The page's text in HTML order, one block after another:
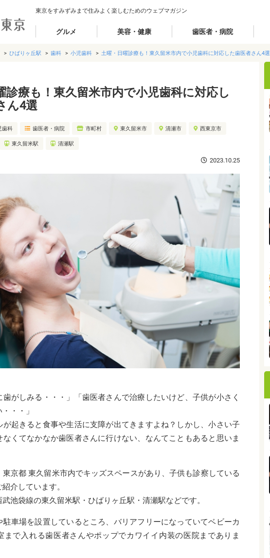
東京をすみずみまで住みよく楽しむためのウェブマガジン
グルメ 美容・健康 歯医者・病院
ひばりヶ丘駅 歯科 小児歯科 土曜・日曜診療も！東久留米市内で小児歯科に対応した歯医者さん4選
診療も！東久留米市内で小児歯科に対応し
ん4選
歯科 歯医者・病院 市町村 東久留米市 清瀬市 西東京市
東久留米駅 清瀬駅
2023.10.25
歯がしみる・・・」「歯医者さんで治療したいけど、子供が小さく
・・」
が起きると食事や生活に支障が出てきますよね？しかし、小さい子
なくてなかなか歯医者さんに行けない、なんてこともあると思いま
東京都 東久留米市内でキッズスペースがあり、子供も診察している
介しています。
池袋線の東久留米駅・ひばりヶ丘駅・清瀬駅などです。
駐車場を設置しているところ、バリアフリーになっていてベビーカ
まで入れる歯医者さんやポップでカワイイ内装の医院までありま